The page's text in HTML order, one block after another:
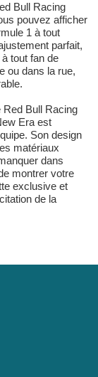
Bull Racing
pouvez afficher
1 à tout
parfait,
tout fan de
ou dans la rue,
Bull Racing
Era est
Son design
matériaux
dans
montrer votre
exclusive et
de la